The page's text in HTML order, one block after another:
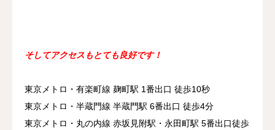
そしてアクセスもとても良好です！
東京メトロ・有楽町線 麹町駅 1番出口 徒歩10秒
東京メトロ・半蔵門線 半蔵門駅 6番出口 徒歩4分
東京メトロ・丸の内線 赤坂見附駅・永田町駅 5番出口徒歩